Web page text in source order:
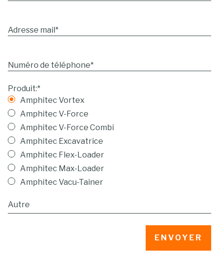
Adresse mail*
Numéro de téléphone*
Produit:*
Amphitec Vortex
Amphitec V-Force
Amphitec V-Force Combi
Amphitec Excavatrice
Amphitec Flex-Loader
Amphitec Max-Loader
Amphitec Vacu-Tainer